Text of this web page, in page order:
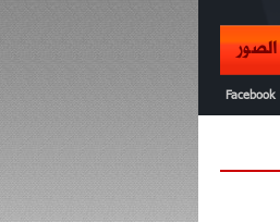
الصور
Facebook